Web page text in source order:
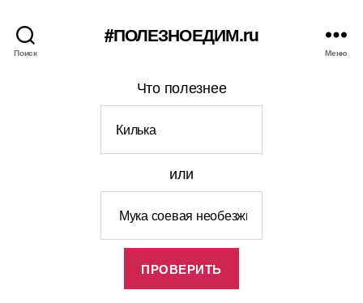
Поиск
#ПОЛЕЗНОЕДИМ.ru
Меню
Что полезнее
или